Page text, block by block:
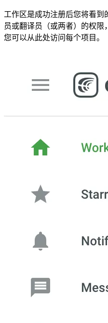
工作区是成功注册后您将看到
员或翻译员（或两者）的权限
您可以从此处访问每个项目。